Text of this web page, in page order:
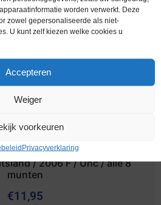
worden verwerkt. Deze
zowel gepersonaliseerde als niet-
U kunt zelf kiezen welke cookies u
Accepteren
Weiger
voorkeuren
Privacyverklaring
/ 2006 F / Unc / alle 8
munten
€11,95